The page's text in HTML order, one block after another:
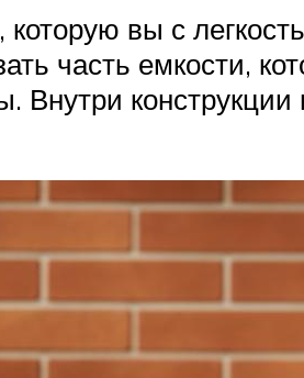
вы с
часть емкости,
конструкции